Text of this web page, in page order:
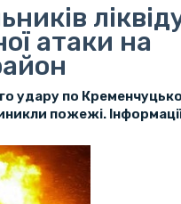
атаки на
удару по
пожежі.